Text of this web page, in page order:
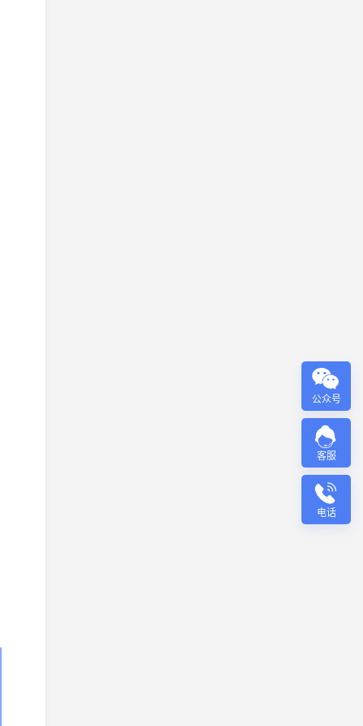
公众号
客服
电话